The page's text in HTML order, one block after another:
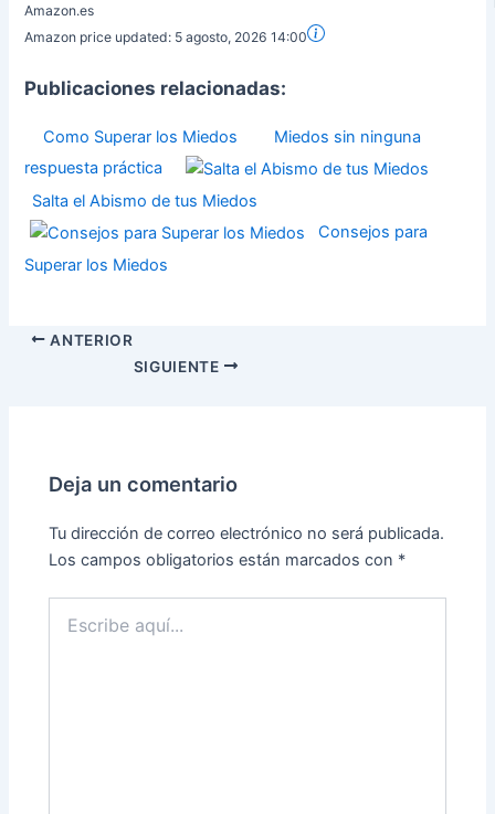
Amazon.es
Amazon price updated: 5 agosto, 2026 14:00
Publicaciones relacionadas:
Como Superar los Miedos
Miedos sin ninguna
respuesta práctica
Salta el Abismo de tus Miedos
Consejos para
Superar los Miedos
ANTERIOR
SIGUIENTE
Deja un comentario
Tu dirección de correo electrónico no será publicada.
Los campos obligatorios están marcados con *
aquí...